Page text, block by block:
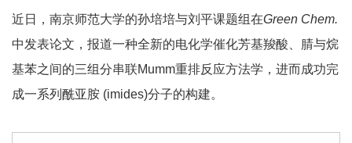
近日，南京师范大学的孙培培与刘平课题组在Green Chem.
中发表论文，报道一种全新的电化学催化芳基羧酸、腈与烷
基苯之间的三组分串联Mumm重排反应方法学，进而成功完
成一系列酰亚胺 (imides)分子的构建。